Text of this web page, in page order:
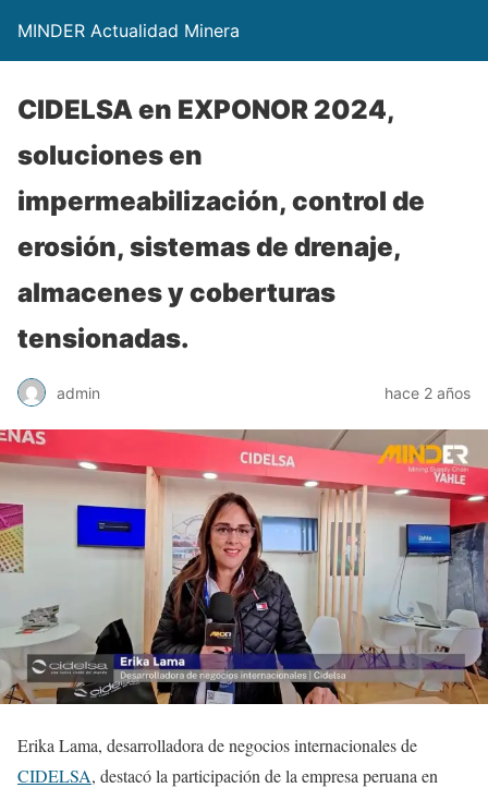
MINDER Actualidad Minera
CIDELSA en EXPONOR 2024,
soluciones en
impermeabilización, control de
erosión, sistemas de drenaje,
almacenes y coberturas
tensionadas.
admin hace 2 años
Erika Lama, desarrolladora de negocios internacionales de
CIDELSA, destacó la participación de la empresa peruana en